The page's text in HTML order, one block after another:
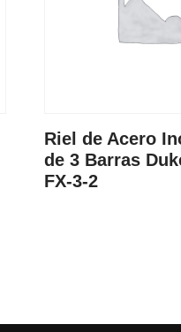
Riel de Acero
de 3 Barras
FX-3-2